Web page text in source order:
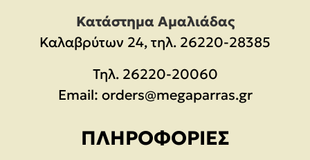
Κατάστημα Αμαλιάδας
Καλαβρύτων 24, τηλ. 26220-28385
Τηλ. 26220-20060
Email: orders@megaparras.gr
ΠΛΗΡΟΦΟΡΊΕΣ